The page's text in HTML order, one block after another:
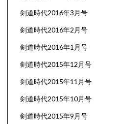
剣道時代2016年3月号
剣道時代2016年2月号
剣道時代2016年1月号
剣道時代2015年12月号
剣道時代2015年11月号
剣道時代2015年10月号
剣道時代2015年9月号